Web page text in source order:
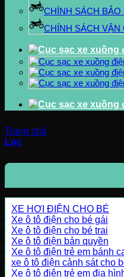
CHÍNH SÁCH BẢO
CHÍNH SÁCH VẬN
Trang chủ
Lọc
XE HƠI ĐIỆN CHO BÉ
Xe ô tô điện cho bé gái
Xe ô tô điện cho bé trai
Xe ô tô điện bản quyền
Xe ô tô điện trẻ em bánh
xe ô tô điện cảnh sát cho
Xe ô tô điện trẻ em địa